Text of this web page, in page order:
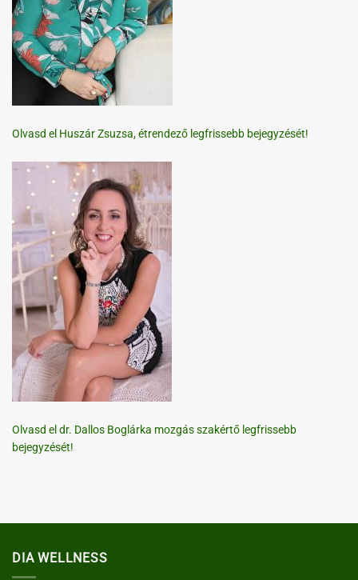
Olvasd el Huszár Zsuzsa, étrendező legfrissebb bejegyzését!
Olvasd el dr. Dallos Boglárka mozgás szakértő legfrissebb
bejegyzését!
DIA WELLNESS